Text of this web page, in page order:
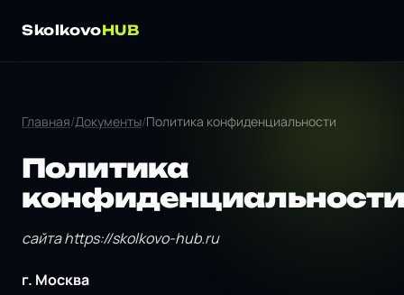
SkolkovoHUB
Главная/Документы/Политика конфиденциальности
Политика
сайта https://skolkovo-hub.ru
г. Москва